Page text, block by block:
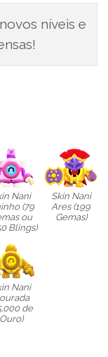
níveis e
Nani
(79
ou
Blings)
Skin Nani
Ares (199
Gemas)
Nani
de
Ouro)